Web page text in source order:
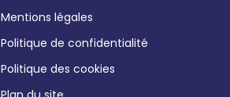
Mentions légales
Politique de confidentialité
Politique des cookies